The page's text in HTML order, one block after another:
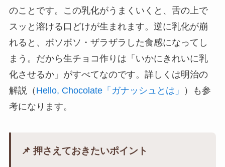
のことです。この乳化がうまくいくと、舌の上で
スッと溶ける口どけが生まれます。逆に乳化が崩
れると、ボソボソ・ザラザラした食感になってし
まう。だから生チョコ作りは「いかにきれいに乳
化させるか」がすべてなのです。詳しくは明治の
解説（ Hello, Chocolate「ガナッシュとは」
）も参
考になります。
📌 押さえておきたいポイント